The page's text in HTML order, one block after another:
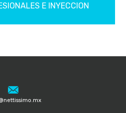
E INYECCION